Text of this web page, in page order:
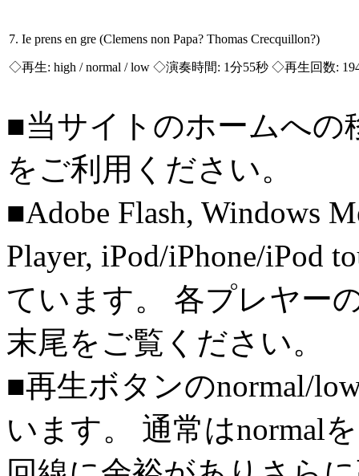
7. Ie prens en gre (Clemens non Papa? Thomas Crecquillon?)
◇再生: high / normal / low ◇演奏時間: 1分55秒 ◇再生回数:
■当サイトのホームへの
をご利用ください。
■Adobe Flash, Windows
Player, iPod/iPhone/iPod
ています。 各プレヤー
末尾をご覧ください。
■再生ボタンのnormal/
います。 通常はnormal